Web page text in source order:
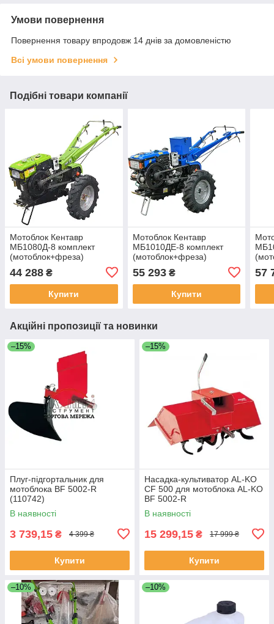
Умови повернення
Повернення товару впродовж 14 днів за домовленістю
Всі умови повернення
Подібні товари компанії
Мотоблок Кентавр
МБ1080Д-8 комплект
(мотоблок+фреза)
44 288 ₴
Купити
Мотоблок Кентавр
МБ1010ДЕ-8 комплект
(мотоблок+фреза)
55 293₴
Купити
57
Акційні пропозиції та новинки
–15%
Плуг-підгортальник для
мотоблока BF 5002-R
(110742)
В наявності
3 739,15 ₴ 4 399 ₴
Купити
–15%
Насадка-культиватор AL-KO
CF 500 для мотоблока AL-KO
BF 5002-R
В наявності
15 299,15 ₴ 17 999 ₴
Купити
–10% –10%